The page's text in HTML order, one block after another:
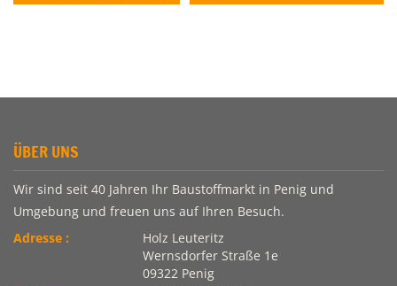
ÜBER UNS
Wir sind seit 40 Jahren Ihr Baustoffmarkt in Penig und
Umgebung und freuen uns auf Ihren Besuch.
Adresse :
Holz Leuteritz
Wernsdorfer Straße 1e
09322 Penig